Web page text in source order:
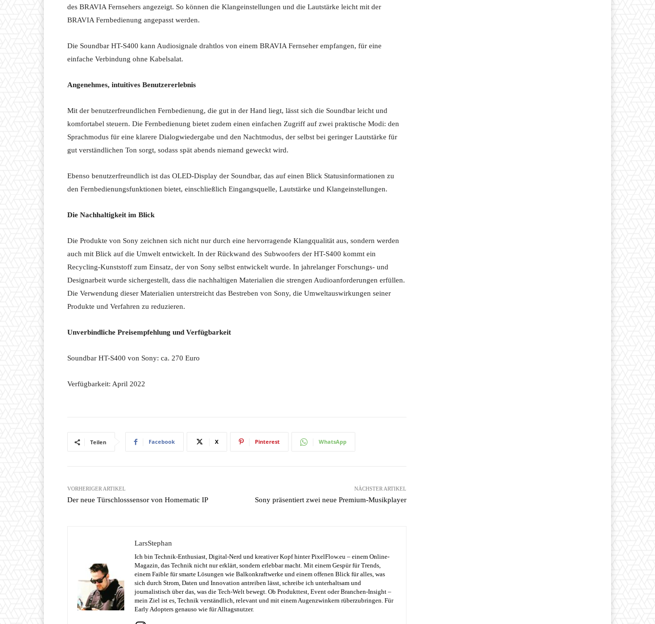
des BRAVIA Fernsehers angezeigt. So können die Klangeinstellungen und die Lautstärke leicht mit der
BRAVIA Fernbedienung angepasst werden.
Die Soundbar HT-S400 kann Audiosignale drahtlos von einem BRAVIA Fernseher empfangen, für eine
einfache Verbindung ohne Kabelsalat.
Angenehmes, intuitives Benutzererlebnis
Mit der benutzerfreundlichen Fernbedienung, die gut in der Hand liegt, lässt sich die Soundbar leicht und
komfortabel steuern. Die Fernbedienung bietet zudem einen einfachen Zugriff auf zwei praktische Modi: den
Sprachmodus für eine klarere Dialogwiedergabe und den Nachtmodus, der selbst bei geringer Lautstärke für
gut verständlichen Ton sorgt, sodass spät abends niemand geweckt wird.
Ebenso benutzerfreundlich ist das OLED-Display der Soundbar, das auf einen Blick Statusinformationen zu
den Fernbedienungsfunktionen bietet, einschließlich Eingangsquelle, Lautstärke und Klangeinstellungen.
Die Nachhaltigkeit im Blick
Die Produkte von Sony zeichnen sich nicht nur durch eine hervorragende Klangqualität aus, sondern werden
auch mit Blick auf die Umwelt entwickelt. In der Rückwand des Subwoofers der HT-S400 kommt ein
Recycling-Kunststoff zum Einsatz, der von Sony selbst entwickelt wurde. In jahrelanger Forschungs- und
Designarbeit wurde sichergestellt, dass die nachhaltigen Materialien die strengen Audioanforderungen erfüllen.
Die Verwendung dieser Materialien unterstreicht das Bestreben von Sony, die Umweltauswirkungen seiner
Produkte und Verfahren zu reduzieren.
Unverbindliche Preisempfehlung und Verfügbarkeit
Soundbar HT-S400 von Sony: ca. 270 Euro
Verfügbarkeit: April 2022
Teilen Facebook X Pinterest WhatsApp
VORHERIGER ARTIKEL
Der neue Türschlosssensor von Homematic IP
NÄCHSTER ARTIKEL
Sony präsentiert zwei neue Premium-Musikplayer
LarsStephan
Ich bin Technik-Enthusiast, Digital-Nerd und kreativer Kopf hinter PixelFlow.eu – einem Online-
Magazin, das Technik nicht nur erklärt, sondern erlebbar macht. Mit einem Gespür für Trends,
einem Faible für smarte Lösungen wie Balkonkraftwerke und einem offenen Blick für alles, was
sich durch Strom, Daten und Innovation antreiben lässt, schreibe ich unterhaltsam und
journalistisch über das, was die Tech-Welt bewegt. Ob Produkttest, Event oder Branchen-Insight –
mein Ziel ist es, Technik verständlich, relevant und mit einem Augenzwinkern rüberzubringen. Für
Early Adopters genauso wie für Alltagsnutzer.